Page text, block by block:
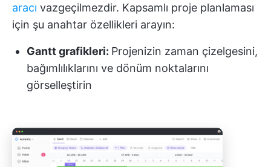
aracı vazgeçilmezdir. Kapsamlı proje planlaması
için şu anahtar özellikleri arayın:
Gantt grafikleri: Projenizin zaman çizelgesini,
bağımlılıklarını ve dönüm noktalarını
görselleştirin